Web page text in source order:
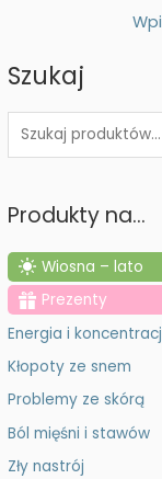
Szukaj
z
k
j
Produkty na…
Wiosna – lato
Prezenty
Energia i
Kłopoty ze snem
Problemy ze skórą
Ból mięśni i stawów
Zły nastrój